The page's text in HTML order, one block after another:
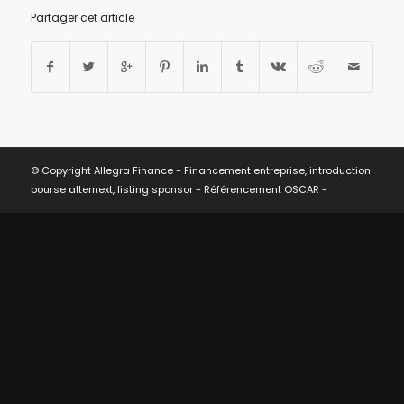
Partager cet article
© Copyright Allegra Finance - Financement entreprise, introduction
bourse alternext, listing sponsor - Référencement OSCAR -